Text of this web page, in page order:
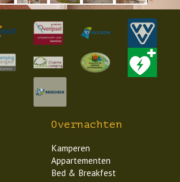
Overnachten
Kamperen
Appartementen
Bed & Breakfest